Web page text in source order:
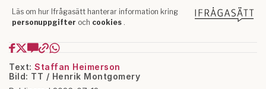
Text: Staffan Heimerson
Bild: TT / Henrik Montgomery